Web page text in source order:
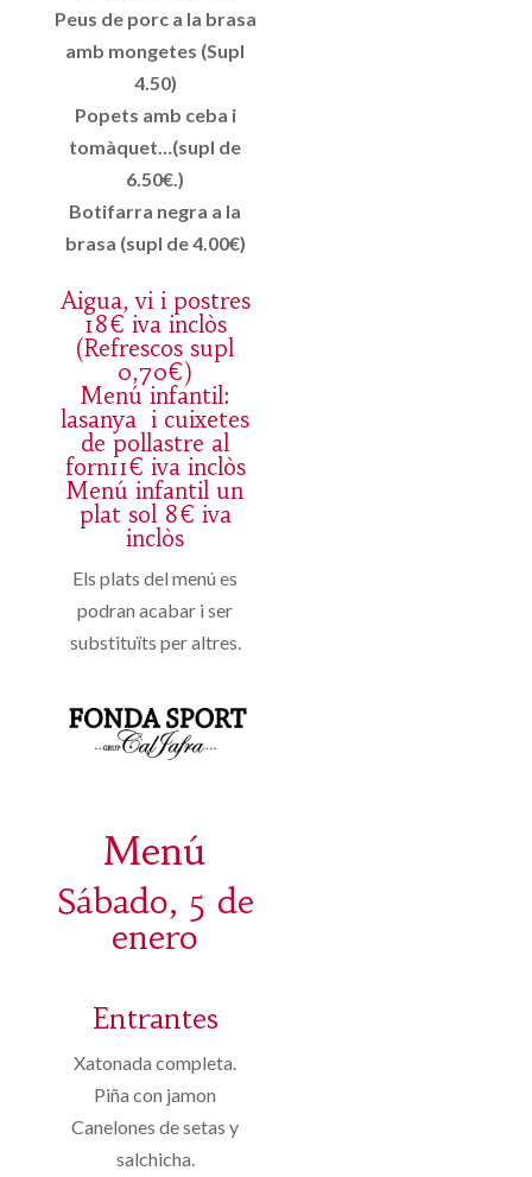
Peus de porc a la brasa
amb mongetes (Supl
4.50)
Popets amb ceba i
tomàquet…(supl de
6.50€.)
Botifarra negra a la
brasa (supl de 4.00€)
Aigua, vi i postres
18€ iva inclòs
(Refrescos supl
0,70€)
Menú infantil:
lasanya i cuixetes
de pollastre al
forn11€ iva inclòs
Menú infantil un
plat sol 8€ iva
inclòs
Els plats del menú es
podran acabar i ser
substituïts per altres.
Menú
Sábado, 5 de
enero
Entrantes
Xatonada completa.
Piña con jamon
Canelones de setas y
salchicha.